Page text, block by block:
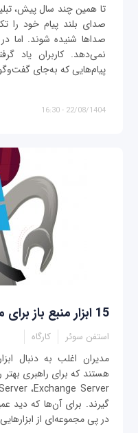
تا همین چند سال پیش،
صدای بلند پیام خود را
صداها شنیده شوند. اما
نمی‌دهد. کاربران یاد
پیام‌هایی که به‌جای
22/08/1404 - 16:30
15 ابزار منبع‌ باز برای مدیران ویندوز - بخش اول
استفن سوئر کارگاه
مدیران اغلب به دنبال
هستند که برای راهبری
گیرند. برای آن‌ها که دید
در پی مجموعه‌ای از